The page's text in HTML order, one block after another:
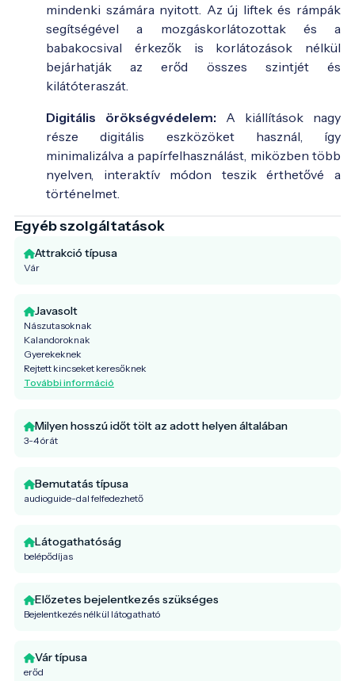
mindenki számára nyitott. Az új liftek és rámpák
segítségével a mozgáskorlátozottak és a
babakocsival érkezők is korlátozások nélkül
bejárhatják az erőd összes szintjét és
kilátóteraszát.
Digitális örökségvédelem: A kiállítások nagy
része digitális eszközöket használ, így
minimalizálva a papírfelhasználást, miközben több
nyelven, interaktív módon teszik érthetővé a
történelmet.
Egyéb szolgáltatások
Attrakció típusa
Vár
Javasolt
Nászutasoknak
Kalandoroknak
Gyerekeknek
Rejtett kincseket keresőknek
További információ
Milyen hosszú időt tölt az adott helyen általában
3-4 órát
Bemutatás típusa
audioguide-dal felfedezhető
Látogathatóság
belépődíjas
Előzetes bejelentkezés szükséges
Bejelentkezés nélkül látogatható
Vár típusa
erőd